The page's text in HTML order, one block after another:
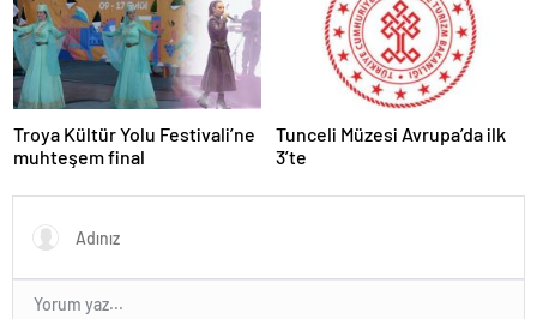
Troya Kültür Yolu Festivali’ne
muhteşem final
Tunceli Müzesi Avrupa’da ilk
3’te